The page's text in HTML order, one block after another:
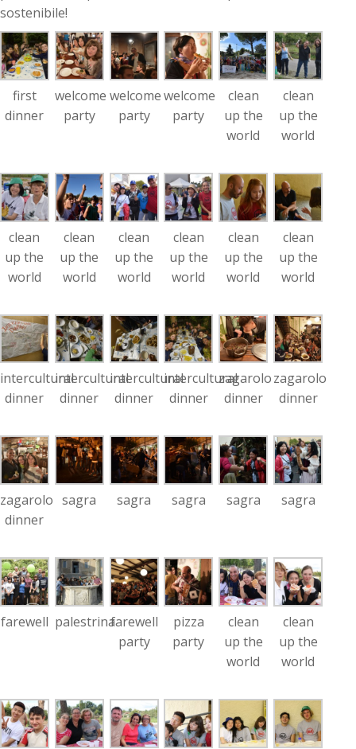
sostenibile!
first
dinner
welcome
party
welcome
party
welcome
party
clean
up the
world
clean
up the
world
clean
up the
world
clean
up the
world
clean
up the
world
clean
up the
world
clean
up the
world
clean
up the
world
intercultural
dinner
intercultural
dinner
intercultural
dinner
intercultural
dinner
zagarolo
dinner
zagarolo
dinner
zagarolo
dinner
sagra sagra sagra sagra sagra
farewell palestrinafarewell
party
pizza
party
clean
up the
world
clean
up the
world